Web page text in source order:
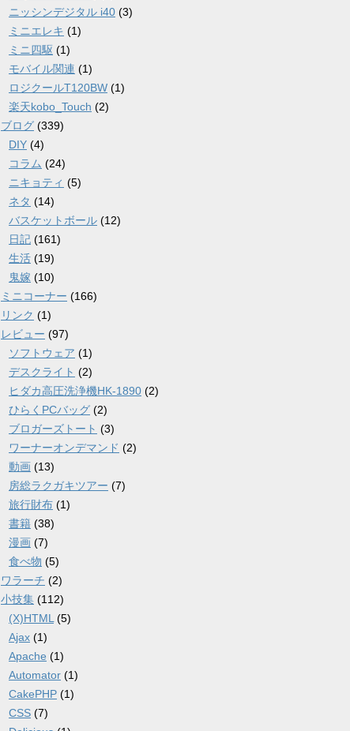
ニッシンデジタル i40 (3)
ミニエレキ (1)
ミニ四駆 (1)
モバイル関連 (1)
ロジクールT120BW (1)
楽天kobo_Touch (2)
ブログ (339)
DIY (4)
コラム (24)
ニキョティ (5)
ネタ (14)
バスケットボール (12)
日記 (161)
生活 (19)
鬼嫁 (10)
ミニコーナー (166)
リンク (1)
レビュー (97)
ソフトウェア (1)
デスクライト (2)
ヒダカ高圧洗浄機HK-1890 (2)
ひらくPCバッグ (2)
ブロガーズトート (3)
ワーナーオンデマンド (2)
動画 (13)
房総ラクガキツアー (7)
旅行財布 (1)
書籍 (38)
漫画 (7)
食べ物 (5)
ワラーチ (2)
小技集 (112)
(X)HTML (5)
Ajax (1)
Apache (1)
Automator (1)
CakePHP (1)
CSS (7)